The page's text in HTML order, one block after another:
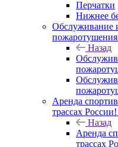
Перчатки
Нижнее
Обслуживание
пожаротушения
Назад
Аренда
трассах России!
Назад
Аренда
трассах